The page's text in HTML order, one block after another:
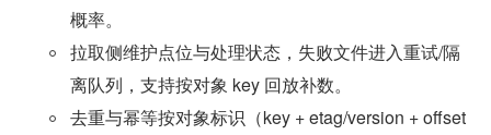
概率。
拉取侧维护点位与处理状态，失败文件进入重试/隔
离队列，支持按对象 key 回放补数。
去重与幂等按对象标识（key + etag/version + offset